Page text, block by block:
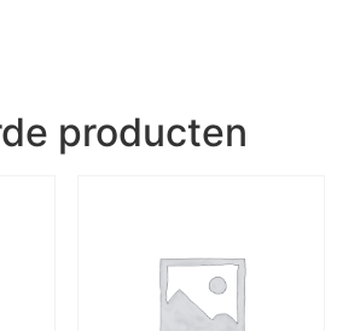
producten